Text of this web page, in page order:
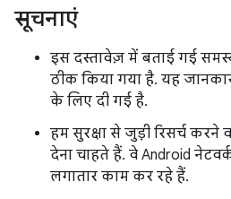
सूचनाएं
इस दस्तावेज़ में बताई गई
ठीक किया गया है. यह
के लिए दी गई है.
हम सुरक्षा से जुड़ी रिसर्च करने
देना चाहते हैं. वे Android
लगातार काम कर रहे हैं.